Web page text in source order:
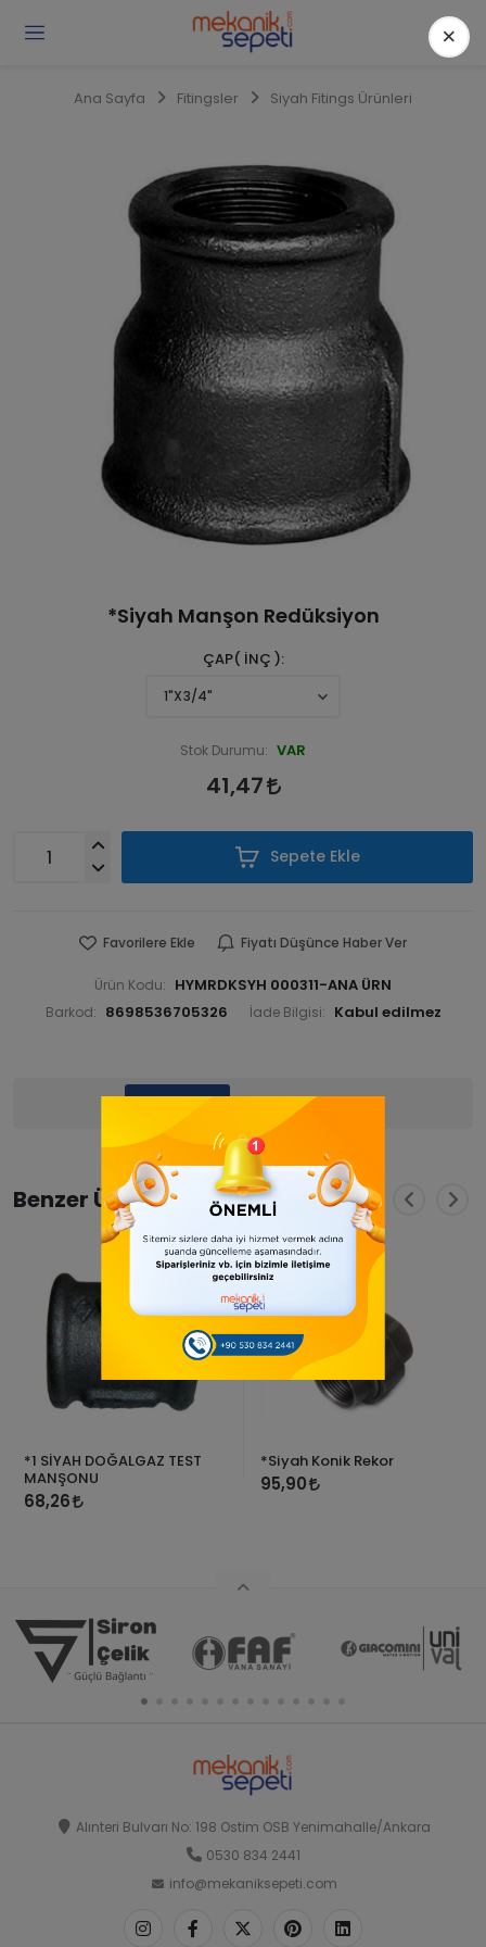
Ana Sayfa Fitingsler Siyah Fitings Ürünleri
*Siyah Manşon Redüksiyon
ÇAP( İNÇ )
Stok Durumu: VAR
41,47
Sepete Ekle
Favorilere Ekle Fiyatı Düşünce Haber Ver
Ürün Kodu: HYMRDKSYH 000311-ANA ÜRN
Barkod: 8698536705326 İade Bilgisi:
Yorumlar
Benzer Ürünler
*1 SİYAH DOĞALGAZ TEST
MANŞONU
68,26
*Siyah Konik Rekor
95,90
Alınteri Bulvarı No: 198 Ostim OSB Yenimahalle/Ankara
0530 834 2441
info@mekaniksepeti.com
×